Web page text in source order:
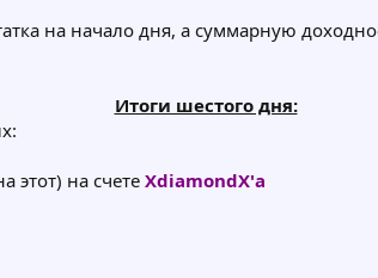
на начало дня, а суммарную
Итоги шестого дня:
этот) на счете XdiamondX'а